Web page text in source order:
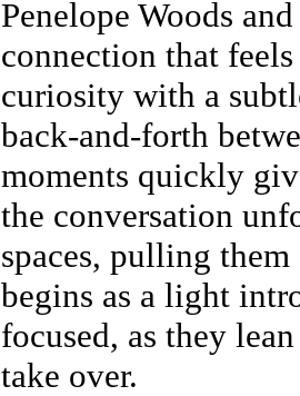
Penelope Woods
connection that
curiosity with a
back-and-forth
moments quickly
the conversation
spaces, pulling
begins as a light
focused, as they
take over.